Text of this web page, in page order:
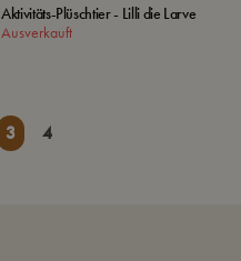
Aktivitäts-Plüschtier - Lilli die Larve
Ausverkauft
3 4